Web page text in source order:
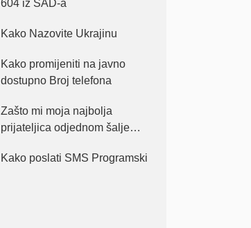
604 iz SAD-a
Kako Nazovite Ukrajinu
Kako promijeniti na javno
dostupno Broj telefona
Zašto mi moja najbolja
prijateljica odjednom šalje
trebam učiniti u vezi ovoga?
Kako poslati SMS Programski